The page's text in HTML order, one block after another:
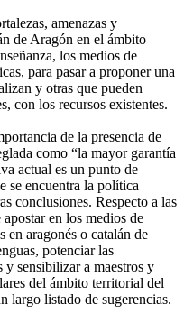
amenazas y
de Aragón en el ámbito
los medios de
para pasar a proponer una
y otras que pueden
con los recursos existentes.
de la presencia de
como “la mayor garantía
actual es un punto de
se encuentra la política
conclusiones. Respecto a las
en los medios de
aragonés o catalán de
potenciar las
y sensibilizar a maestros y
del ámbito territorial del
largo listado de sugerencias.